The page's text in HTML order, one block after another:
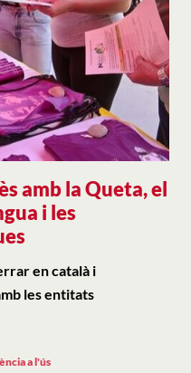
amb la Queta, el
i les
en català i
les entitats
a l'ús